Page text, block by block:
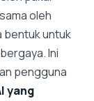
oleh
bentuk untuk
Ini
pengguna
yang